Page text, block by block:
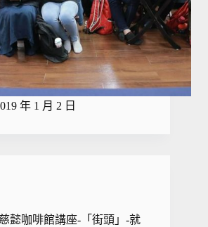
年 1 月 2 日
懿咖啡館講座-「街頭」-就